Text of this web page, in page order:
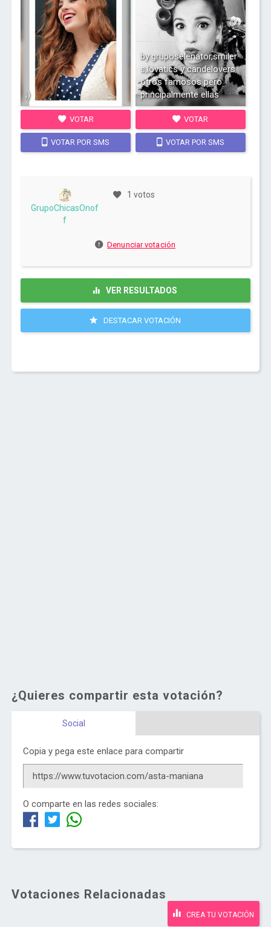
;)
VOTAR
VOTAR POR SMS
by:gruposelenator,smiler
s,lovatics y candelovers
otros famosos pero
principalmente ellas
VOTAR
VOTAR POR SMS
GrupoChicasOnof
f
1 votos
Denunciar votación
VER RESULTADOS
DESTACAR VOTACIÓN
¿Quieres compartir esta votación?
Social
Copia y pega este enlace para compartir
O comparte en las redes sociales:
Votaciones Relacionadas
CREA TU VOTACIÓN